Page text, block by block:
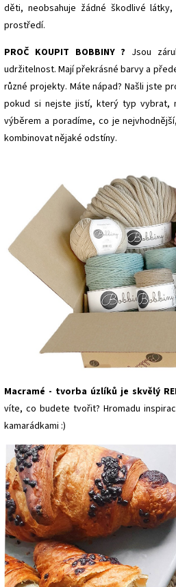
děti, neobsahuje žádné škodlivé
prostředí.
PROČ KOUPIT BOBBINY ? Jsou
udržitelnost. Mají překrásné barvy a
různé projekty. Máte nápad? Našli jste
pokud si nejste jistí, který typ vybrat,
výběrem a poradíme, co je
kombinovat nějaké odstíny.
Macramé - tvorba úzlíků je skvělý
víte, co budete tvořit? Hromadu
kamarádkami :)